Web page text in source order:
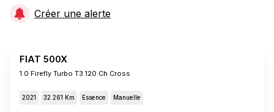
Créer une alerte
FIAT 500X
1.0 Firefly Turbo T3 120 Ch Cross
2021 32 261 Km Essence Manuelle